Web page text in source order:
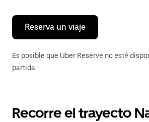
Reserva un viaje
Es posible que Uber Reserve no esté
partida.
Recorre el trayecto